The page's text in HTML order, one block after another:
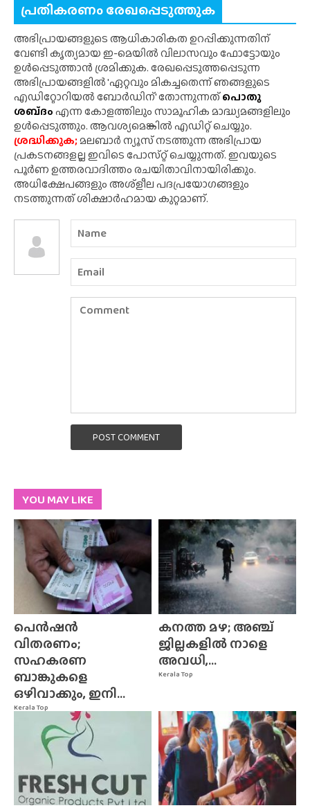
പ്രതികരണം രേഖപ്പെടുത്തുക
അഭിപ്രായങ്ങളുടെ ആധികാരികത ഉറപ്പിക്കുന്നതിന്
വേണ്ടി കൃത്യമായ ഇ-മെയിൽ വിലാസവും ഫോട്ടോയും
ഉൾപ്പെടുത്താൻ ശ്രമിക്കുക. രേഖപ്പെടുത്തപ്പെടുന്ന
അഭിപ്രായങ്ങളിൽ 'ഏറ്റവും മികച്ചതെന്ന് ഞങ്ങളുടെ
എഡിറ്റോറിയൽ ബോർഡിന്' തോന്നുന്നത്പൊതു
ശബ്‌ദംഎന്ന കോളത്തിലും സാമൂഹിക മാദ്ധ്യമങ്ങളിലും
ഉൾപ്പെടുത്തും. ആവശ്യമെങ്കിൽ എഡിറ്റ് ചെയ്യും.
ശ്രദ്ധിക്കുക;മലബാർ ന്യൂസ് നടത്തുന്ന അഭിപ്രായ
പ്രകടനങ്ങളല്ല ഇവിടെ പോസ്‌റ്റ് ചെയ്യുന്നത്. ഇവയുടെ
പൂർണ ഉത്തരവാദിത്തം രചയിതാവിനായിരിക്കും.
അധിക്ഷേപങ്ങളും അശ്‌ളീല പദപ്രയോഗങ്ങളും
നടത്തുന്നത് ശിക്ഷാർഹമായ കുറ്റമാണ്.
POST COMMENT
YOU MAY LIKE
Kerala Top
പെൻഷൻ
വിതരണം;
സഹകരണ
ബാങ്കുകളെ
ഒഴിവാക്കും, ഇനി...
Kerala Top
കനത്ത മഴ; അഞ്ച്
ജില്ലകളിൽ നാളെ
അവധി,...